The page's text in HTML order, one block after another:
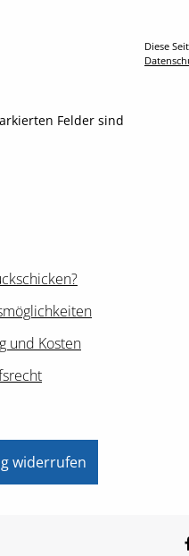
Diese
Felder sind
und Kosten
widerrufen